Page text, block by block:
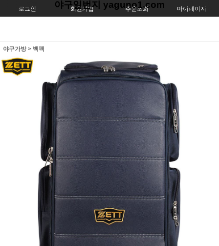
로그인 회원가입 주문조회 마이페이지
야구일번지 yaguno1.com
야구가방> 백팩